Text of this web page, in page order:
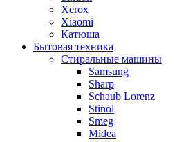
Xerox
Xiaomi
Катюша
Бытовая техника
Стиральные машины
Samsung
Sharp
Schaub Lorenz
Stinol
Smeg
Midea